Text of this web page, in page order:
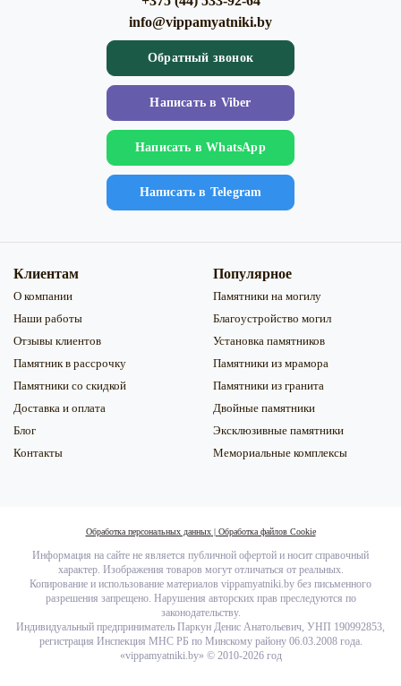
info@vippamyatniki.by
Обратный звонок
Напиcать в Viber
Напиcать в WhatsApp
Напиcать в Telegram
Клиентам
О компании
Наши работы
Отзывы клиентов
Памятник в рассрочку
Памятники со скидкой
Доставка и оплата
Блог
Контакты
Популярное
Памятники на могилу
Благоустройство могил
Установка памятников
Памятники из мрамора
Памятники из гранита
Двойные памятники
Эксклюзивные памятники
Мемориальные комплексы
Обработка персональных данных| Обработка файлов Сookie
Информация на сайте не является публичной офертой и носит справочный
характер. Изображения товаров могут отличаться от реальных.
Копирование и использование материалов vippamyatniki.by без письменного
разрешения запрещено. Нарушения авторских прав преследуются по
законодательству.
Индивидуальный предприниматель Паркун Денис Анатольевич, УНП 190992853,
регистрация Инспекция МНС РБ по Минскому району 06.03.2008 года.
«vippamyatniki.by» © 2010-2026 год